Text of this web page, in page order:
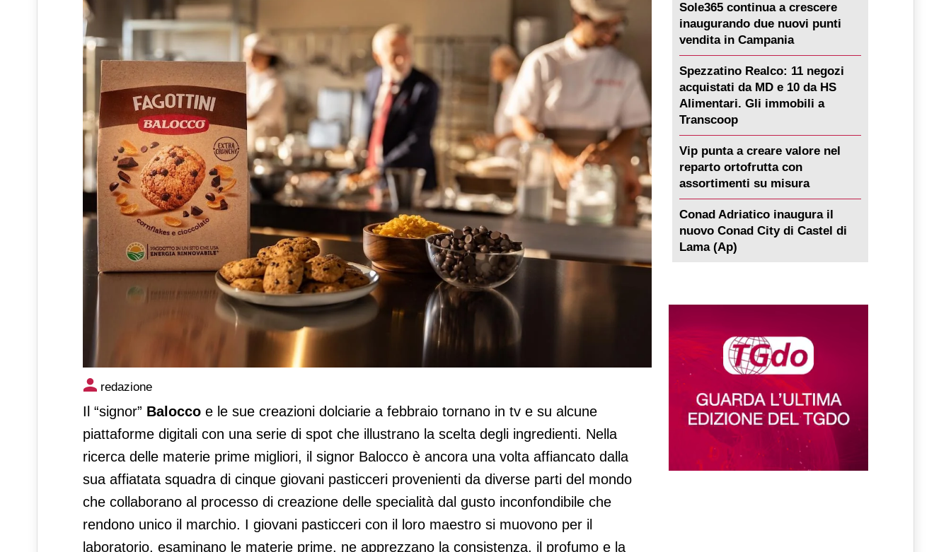
I frollini Balocco tornano in comunicazione
redazione
Il “signor” Balocco e le sue creazioni dolciarie a febbraio tornano in tv e su alcune
piattaforme digitali con una serie di spot che illustrano la scelta degli ingredienti. Nella
ricerca delle materie prime migliori, il signor Balocco è ancora una volta affiancato dalla
sua affiatata squadra di cinque giovani pasticceri provenienti da diverse parti del mondo
che collaborano al processo di creazione delle specialità dal gusto inconfondibile che
rendono unico il marchio. I giovani pasticceri con il loro maestro si muovono per il
laboratorio, esaminano le materie prime, ne apprezzano la consistenza, il profumo e la
Sole365 continua a crescere
inaugurando due nuovi punti
vendita in Campania
Spezzatino Realco: 11 negozi
acquistati da MD e 10 da HS
Alimentari. Gli immobili a
Transcoop
Vip punta a creare valore nel
reparto ortofrutta con
assortimenti su misura
Conad Adriatico inaugura il
nuovo Conad City di Castel di
Lama (Ap)